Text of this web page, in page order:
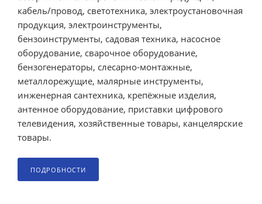
кабель/провод, светотехника, электроустановочная
продукция, электроинструменты,
бензоинструменты, садовая техника, насосное
оборудование, сварочное оборудование,
бензогенераторы, слесарно-монтажные,
металлорежущие, малярные инструменты,
инженерная сантехника, крепёжные изделия,
антенное оборудование, приставки цифрового
телевидения, хозяйственные товары, канцелярские
товары.
ПОДРОБНОСТИ